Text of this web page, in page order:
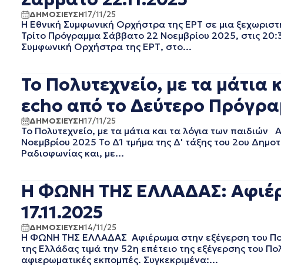
ΙΟΥΝΙΟΣ 2024
ΜΑΙΟΣ 2024
ΑΠΡΙΛΙΟΣ 2024
ΜΑΡΤΙΟΣ 2024
ΔΕΚΕΜΒΡΙΟΣ 2023
ΝΟΕΜΒΡΙΟΣ 2023
ΟΚΤΩΒΡΙΟΣ 2023
ΣΕΠΤΕΜΒΡΙΟΣ 2023
ΑΥΓΟΥΣΤΟΣ 2023
ΙΟΥΛΙΟΣ 2023
ΑΠΡΙΛΙΟΣ 2023
ΙΑΝΟΥΑΡΙΟΣ 2023
ΔΕΚΕΜΒΡΙΟΣ 2022
ΝΟΕΜΒΡΙΟΣ 2022
ΔΗΜΟΣΙΕΥΣΗ17/11/25
H Εθνική Συμφωνική Ορχήστρα της ΕΡΤ σε μια
Τρίτο Πρόγραμμα Σάββατο 22 Νοεμβρίου 2025, στις
Συμφωνική Ορχήστρα της ΕΡΤ, στο...
Το Πολυτεχνείο, με τα μάτια
εcho από το Δεύτερο
ΔΗΜΟΣΙΕΥΣΗ17/11/25
Το Πολυτεχνείο, με τα μάτια και τα λόγια των
Νοεμβρίου 2025 Το Δ1 τμήμα της Δ' τάξης του 2ου
Ραδιοφωνίας και, με...
Η ΦΩΝΗ ΤΗΣ ΕΛΛΑΔΑΣ:
17.11.2025
ΔΗΜΟΣΙΕΥΣΗ14/11/25
Η ΦΩΝΗ ΤΗΣ ΕΛΛΑΔΑΣ Αφιέρωμα στην εξέγερση του
της Ελλάδας τιμά την 52η επέτειο της εξέγερσης του
αφιερωματικές εκπομπές. Συγκεκριμένα:...